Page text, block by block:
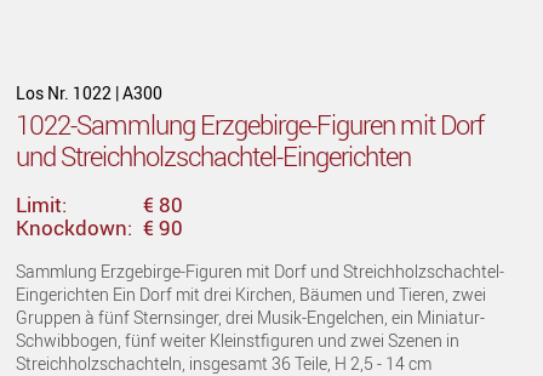
Los Nr. 1022 | A300
1022-Sammlung Erzgebirge-Figuren mit Dorf
und Streichholzschachtel-Eingerichten
Limit:
€ 80
Knockdown: € 90
Sammlung Erzgebirge-Figuren mit Dorf und Streichholzschachtel-
Eingerichten Ein Dorf mit drei Kirchen, Bäumen und Tieren, zwei
Gruppen à fünf Sternsinger, drei Musik-Engelchen, ein Miniatur-
Schwibbogen, fünf weiter Kleinstfiguren und zwei Szenen in
Streichholzschachteln, insgesamt 36 Teile, H 2,5 - 14 cm